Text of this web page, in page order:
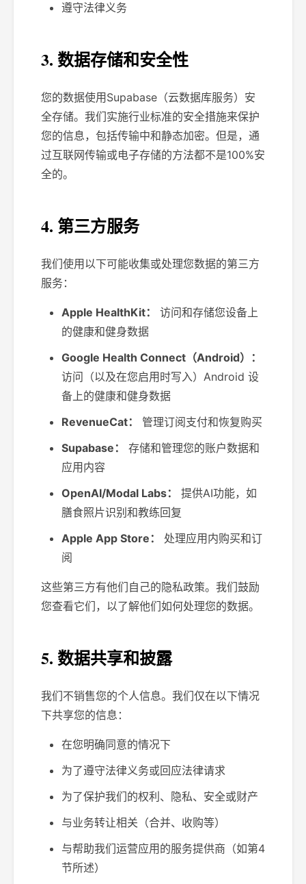
遵守法律义务
3. 数据存储和安全性
您的数据使用Supabase（云数据库服务）安
全存储。我们实施行业标准的安全措施来保护
您的信息，包括传输中和静态加密。但是，通
过互联网传输或电子存储的方法都不是100%安
全的。
4. 第三方服务
我们使用以下可能收集或处理您数据的第三方
服务：
Apple HealthKit：
访问和存储您设备上
的健康和健身数据
Google Health Connect（Android）：
访问（以及在您启用时写入）Android 设
备上的健康和健身数据
RevenueCat：
管理订阅支付和恢复购买
Supabase：
存储和管理您的账户数据和
应用内容
OpenAI/Modal Labs：
提供AI功能，如
膳食照片识别和教练回复
Apple App Store：
处理应用内购买和订
阅
这些第三方有他们自己的隐私政策。我们鼓励
您查看它们，以了解他们如何处理您的数据。
5. 数据共享和披露
我们不销售您的个人信息。我们仅在以下情况
下共享您的信息：
在您明确同意的情况下
为了遵守法律义务或回应法律请求
为了保护我们的权利、隐私、安全或财产
与业务转让相关（合并、收购等）
与帮助我们运营应用的服务提供商（如第4
节所述）